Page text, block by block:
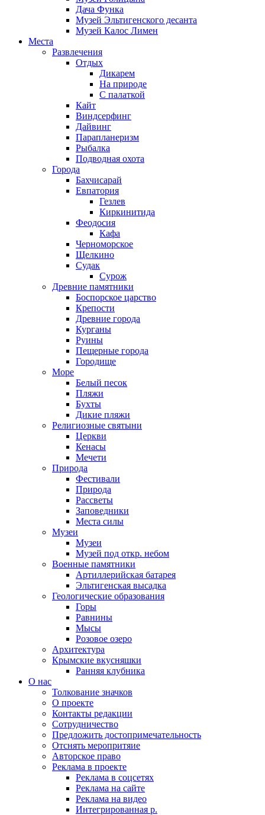
Дача Функа
Музей Эльтигенского десанта
Музей Калос Лимен
Места
Развлечения
Отдых
Дикарем
На природе
С палаткой
Кайт
Виндсерфинг
Дайвинг
Парапланеризм
Рыбалка
Подводная охота
Города
Бахчисарай
Евпатория
Гезлев
Киркинитида
Феодосия
Кафа
Черноморское
Щелкино
Судак
Сурож
Древние памятники
Боспорское царство
Крепости
Древние города
Курганы
Руины
Пещерные города
Городище
Море
Белый песок
Пляжи
Бухты
Дикие пляжи
Религиозные святыни
Церкви
Кенасы
Мечети
Природа
Фестивали
Природа
Рассветы
Заповедники
Места силы
Музеи
Музеи
Музей под откр. небом
Военные памятники
Артиллерийская батарея
Эльтигенская высадка
Геологические образования
Горы
Равнины
Мысы
Розовое озеро
Архитектура
Крымские вкусняшки
Ранняя клубника
О нас
Толкование значков
О проекте
Контакты редакции
Сотрудничество
Предложить достопримечательность
Отснять меропритяие
Авторское право
Реклама в проекте
Реклама в соцсетях
Реклама на сайте
Реклама на видео
Интегрированная р.